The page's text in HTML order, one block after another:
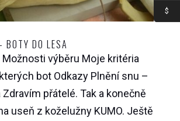
BOTY DO LESA
Možnosti výběru Moje kritéria
bot Odkazy Plnění snu –
přátelé. Tak a konečně
useň z koželužny KUMO. Ještě
$